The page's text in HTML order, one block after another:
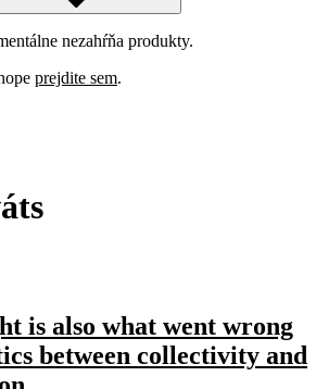
nezahŕňa produkty.
prejdite sem.
is also what went wrong
between collectivity and